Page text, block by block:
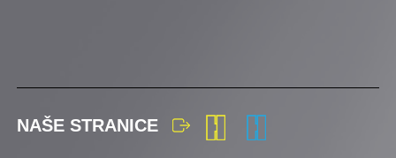
NAŠE STRANICE